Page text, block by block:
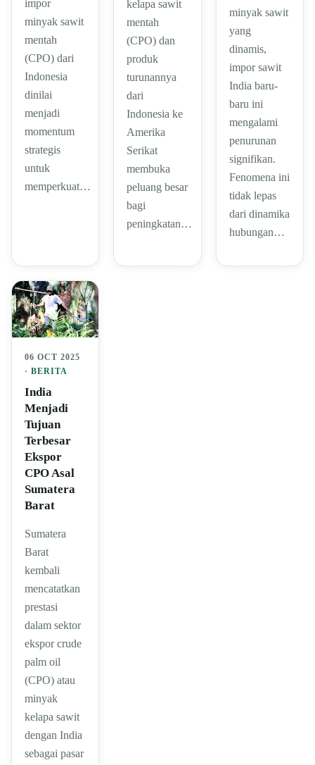
impor
minyak sawit
mentah
(CPO) dari
Indonesia
dinilai
menjadi
momentum
strategis
untuk
memperkuat…
kelapa sawit
mentah
(CPO) dan
produk
turunannya
dari
Indonesia ke
Amerika
Serikat
membuka
peluang besar
bagi
peningkatan…
minyak sawit
yang
dinamis,
impor sawit
India baru-
baru ini
mengalami
penurunan
signifikan.
Fenomena ini
tidak lepas
dari dinamika
hubungan…
06 OCT 2025
· BERITA
India
Menjadi
Tujuan
Terbesar
Ekspor
CPO Asal
Sumatera
Barat
Sumatera
Barat
kembali
mencatatkan
prestasi
dalam sektor
ekspor crude
palm oil
(CPO) atau
minyak
kelapa sawit
dengan India
sebagai pasar